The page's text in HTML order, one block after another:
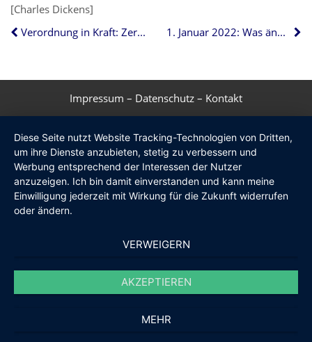
[Charles Dickens]
Verordnung in Kraft: Zertifizierung für WEG-Verwalter
1. Januar 2022: Was ändert sich für Eigentümer?
Impressum – Datenschutz – Kontakt
Diese Seite nutzt Website Tracking-Technologien von Dritten,
um ihre Dienste anzubieten, stetig zu verbessern und
Werbung entsprechend der Interessen der Nutzer
anzuzeigen. Ich bin damit einverstanden und kann meine
Einwilligung jederzeit mit Wirkung für die Zukunft widerrufen
oder ändern.
VERWEIGERN
AKZEPTIEREN
MEHR